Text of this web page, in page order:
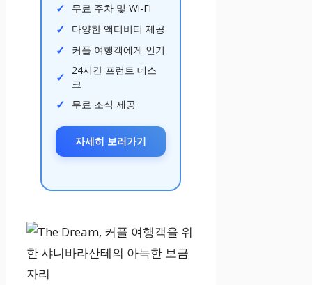
무료 주차 및 Wi-Fi
다양한 액티비티 제공
커플 여행객에게 인기
24시간 프런트 데스
크
무료 조식 제공
자세히 보러가기